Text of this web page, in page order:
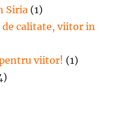
Siria (1)
de calitate, viitor in
pentru viitor! (1)